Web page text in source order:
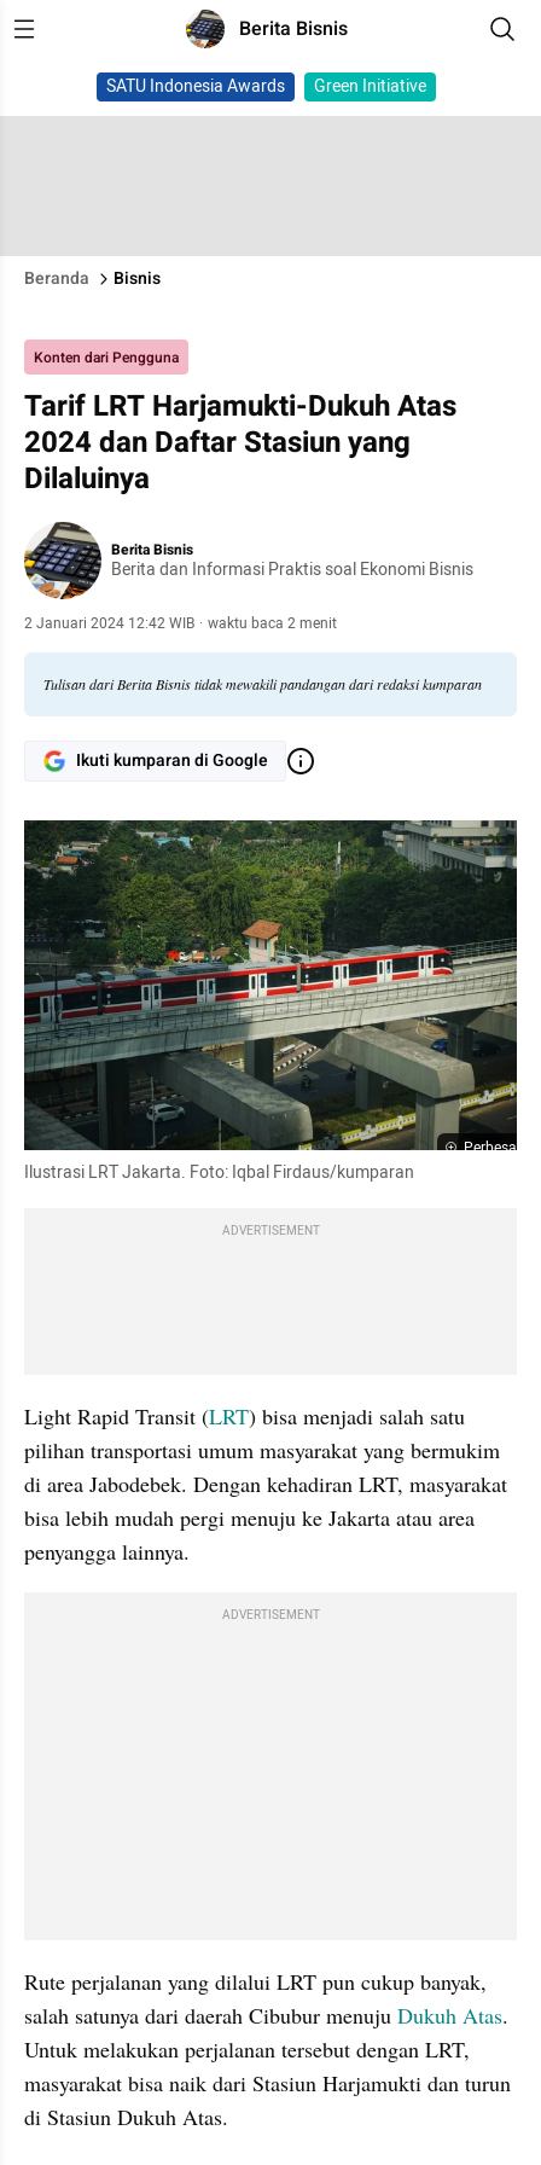
Berita Bisnis
SATU Indonesia Awards Green Initiative
Beranda Bisnis
Konten dari Pengguna
Tarif LRT Harjamukti-Dukuh Atas
2024 dan Daftar Stasiun yang
Dilaluinya
Berita Bisnis
Berita dan Informasi Praktis soal Ekonomi Bisnis
2 Januari 2024 12:42 WIB · waktu baca 2 menit
Tulisan dari Berita Bisnis tidak mewakili pandangan dari redaksi kumparan
Ikuti kumparan di Google
Perbesar
Ilustrasi LRT Jakarta. Foto: Iqbal Firdaus/kumparan
ADVERTISEMENT
Light Rapid Transit (LRT) bisa menjadi salah satu
pilihan transportasi umum masyarakat yang bermukim
di area Jabodebek. Dengan kehadiran LRT, masyarakat
bisa lebih mudah pergi menuju ke Jakarta atau area
penyangga lainnya.
ADVERTISEMENT
Rute perjalanan yang dilalui LRT pun cukup banyak,
salah satunya dari daerah Cibubur menuju Dukuh Atas.
Untuk melakukan perjalanan tersebut dengan LRT,
masyarakat bisa naik dari Stasiun Harjamukti dan turun
di Stasiun Dukuh Atas.